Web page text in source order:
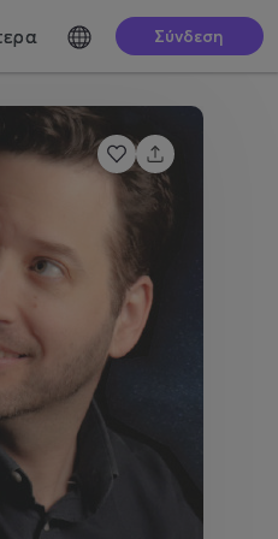
Σύνδεση